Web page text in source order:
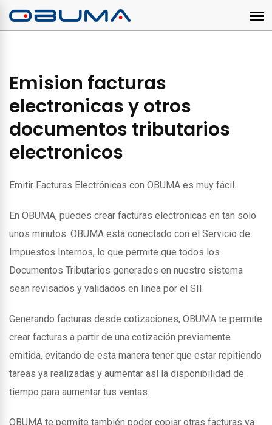
Emision facturas
electronicas y otros
documentos tributarios
electronicos
Emitir Facturas Electrónicas con OBUMA es muy fácil.
En OBUMA, puedes crear facturas electronicas en tan solo
unos minutos. OBUMA está conectado con el Servicio de
Impuestos Internos, lo que permite que todos los
Documentos Tributarios generados en nuestro sistema
sean revisados y validados en linea por el SII.
Generando facturas desde cotizaciones, OBUMA te permite
crear facturas a partir de una cotización previamente
emitida, evitando de esta manera tener que estar repitiendo
tareas ya realizadas y aumentar así la disponibilidad de
tiempo para aumentar tus ventas.
OBUMA te permite también poder copiar otras facturas ya